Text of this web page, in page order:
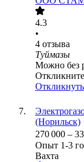
4.3
•
4 отзыва
Туймазы
Можно без
(Норильск)
270 000 –
Опыт 1-3
Вахта